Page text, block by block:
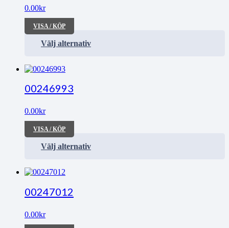
0.00kr
VISA / KÖP
Välj alternativ
00246993
0.00kr
VISA / KÖP
Välj alternativ
00247012
0.00kr